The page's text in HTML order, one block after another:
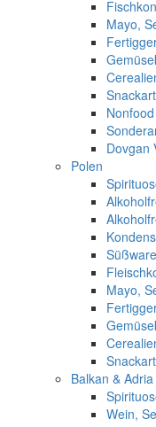
Mayo,
Nonfood
Dovgan
Polen
Mayo,
Balkan & Adria
Wein,